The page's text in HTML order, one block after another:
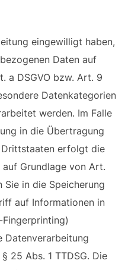
eingewilligt haben,
Daten auf
a DSGVO bzw. Art. 9
Datenkategorien
werden. Im Falle
in die Übertragung
Drittstaaten erfolgt die
Grundlage von Art.
Sie in die Speicherung
auf Informationen in
25 Abs. 1 TTDSG. Die